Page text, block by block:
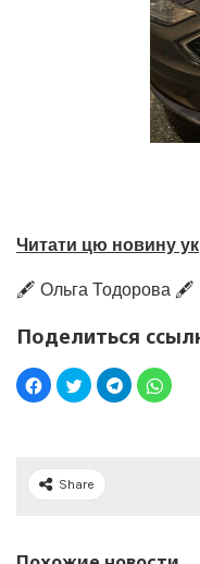
Читати цю новину
🖋️ Ольга Тодорова 🖋️
Поделиться
Share